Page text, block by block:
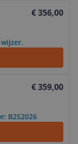
€ 356,00
€ 359,00
B2S2026